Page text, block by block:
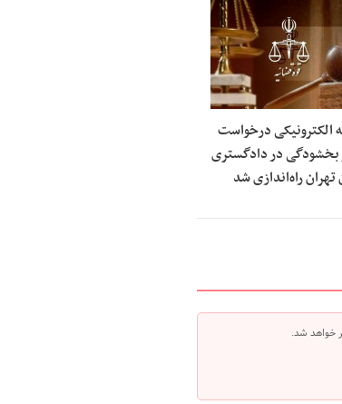
الکترونیکی درخواست
بخشودگی در دادگستری
تهران راه‌اندازی شد
خواهد شد.